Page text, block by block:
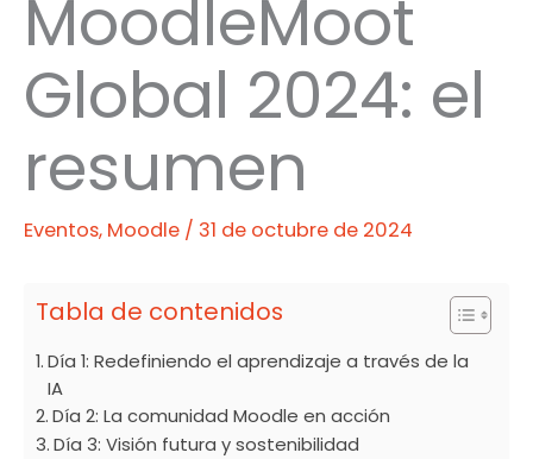
MoodleMoot
Global 2024: el
resumen
Eventos, Moodle / 31 de octubre de 2024
Tabla de contenidos
Día 1: Redefiniendo el aprendizaje a través de la
IA
Día 2: La comunidad Moodle en acción
Día 3: Visión futura y sostenibilidad